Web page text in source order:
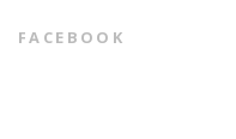
FACEBOOK